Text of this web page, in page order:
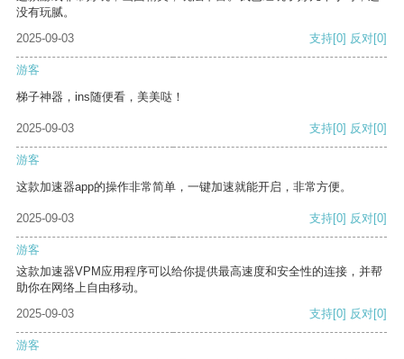
没有玩腻。
2025-09-03
支持[0] 反对[0]
游客
梯子神器，ins随便看，美美哒！
2025-09-03 支持[0] 反对[0]
游客
这款加速器app的操作非常简单，一键加速就能开启，非常方便。
2025-09-03 支持[0] 反对[0]
游客
这款加速器VPM应用程序可以给你提供最高速度和安全性的连接，并帮
助你在网络上自由移动。
2025-09-03
支持[0] 反对[0]
游客